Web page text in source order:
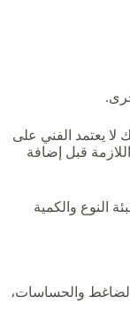
لا يعتمد الفني على
قبل إضافة
النوع والكمية
والحساسات،